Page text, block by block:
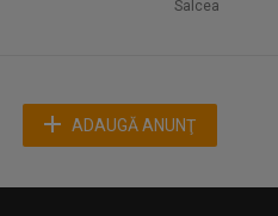
Salcea
ADAUGĂ ANUNŢ